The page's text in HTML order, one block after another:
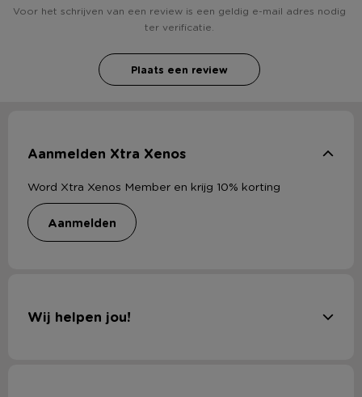
Voor het schrijven van een review is een geldig e-mail adres nodig
ter verificatie.
Plaats een review
Aanmelden Xtra Xenos
Word Xtra Xenos Member en krijg 10% korting
aanmelden
Wij helpen jou!